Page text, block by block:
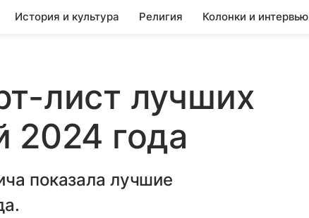
История и культура Религия Колонки и интервью
лист лучших
2024 года
показала лучшие